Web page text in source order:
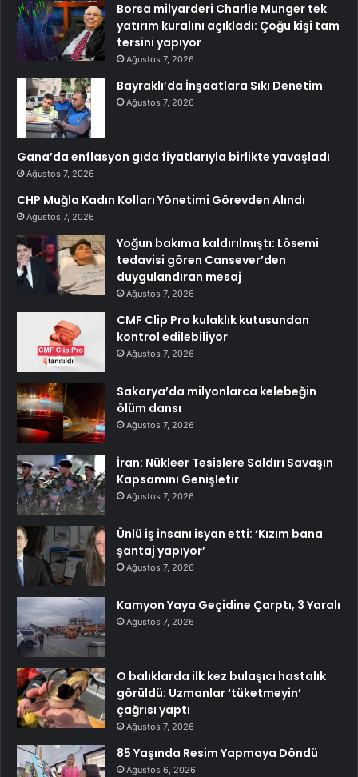
Borsa milyarderi Charlie Munger tek
yatırım kuralını açıkladı: Çoğu kişi tam
tersini yapıyor
Ağustos 7, 2026
Bayraklı’da İnşaatlara Sıkı Denetim
Ağustos 7, 2026
Gana’da enflasyon gıda fiyatlarıyla birlikte yavaşladı
Ağustos 7, 2026
CHP Muğla Kadın Kolları Yönetimi Görevden Alındı
Ağustos 7, 2026
Yoğun bakıma kaldırılmıştı: Lösemi
tedavisi gören Cansever’den
duygulandıran mesaj
Ağustos 7, 2026
CMF Clip Pro kulaklık kutusundan
kontrol edilebiliyor
Ağustos 7, 2026
Sakarya’da milyonlarca kelebeğin
ölüm dansı
Ağustos 7, 2026
İran: Nükleer Tesislere Saldırı Savaşın
Kapsamını Genişletir
Ağustos 7, 2026
Ünlü iş insanı isyan etti: ‘Kızım bana
şantaj yapıyor’
Ağustos 7, 2026
Kamyon Yaya Geçidine Çarptı, 3 Yaralı
Ağustos 7, 2026
O balıklarda ilk kez bulaşıcı hastalık
görüldü: Uzmanlar ‘tüketmeyin’
çağrısı yaptı
Ağustos 7, 2026
85 Yaşında Resim Yapmaya Döndü
Ağustos 6, 2026